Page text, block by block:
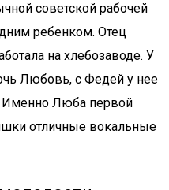
советской рабочей
ребенком. Отец
на хлебозаводе. У
Любовь, с Федей у нее
Именно Люба первой
отличные вокальные